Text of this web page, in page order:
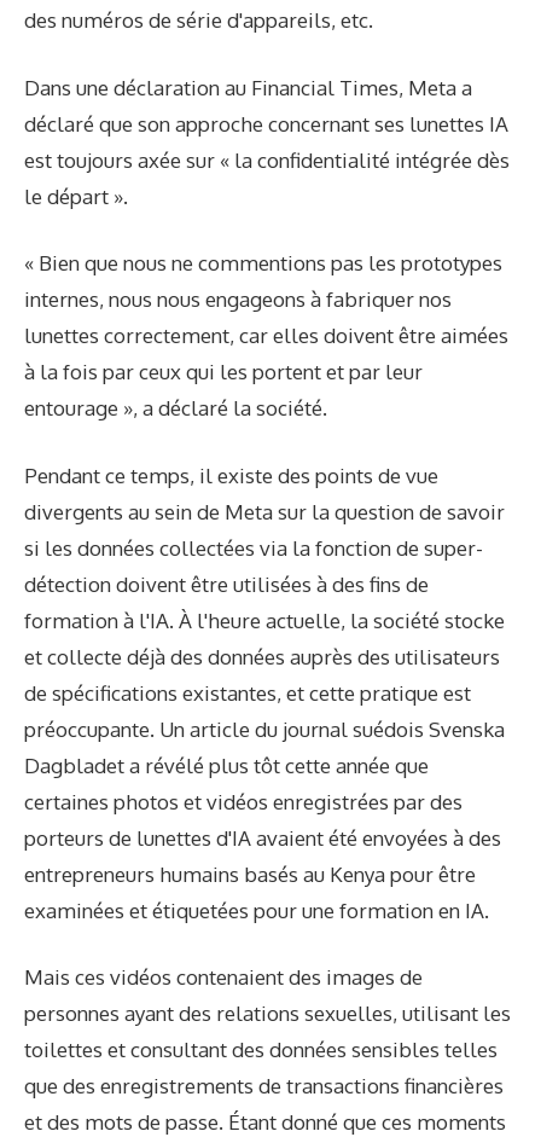
des numéros de série d'appareils, etc.
Dans une déclaration au Financial Times, Meta a
déclaré que son approche concernant ses lunettes IA
est toujours axée sur « la confidentialité intégrée dès
le départ ».
« Bien que nous ne commentions pas les prototypes
internes, nous nous engageons à fabriquer nos
lunettes correctement, car elles doivent être aimées
à la fois par ceux qui les portent et par leur
entourage », a déclaré la société.
Pendant ce temps, il existe des points de vue
divergents au sein de Meta sur la question de savoir
si les données collectées via la fonction de super-
détection doivent être utilisées à des fins de
formation à l'IA. À l'heure actuelle, la société stocke
et collecte déjà des données auprès des utilisateurs
de spécifications existantes, et cette pratique est
préoccupante. Un article du journal suédois Svenska
Dagbladet a révélé plus tôt cette année que
certaines photos et vidéos enregistrées par des
porteurs de lunettes d'IA avaient été envoyées à des
entrepreneurs humains basés au Kenya pour être
examinées et étiquetées pour une formation en IA.
Mais ces vidéos contenaient des images de
personnes ayant des relations sexuelles, utilisant les
toilettes et consultant des données sensibles telles
que des enregistrements de transactions financières
et des mots de passe. Étant donné que ces moments